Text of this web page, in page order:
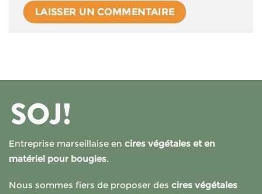
Entreprise marseillaise en cires végétales et en
matériel pour bougies.
Nous sommes fiers de proposer des cires végétales